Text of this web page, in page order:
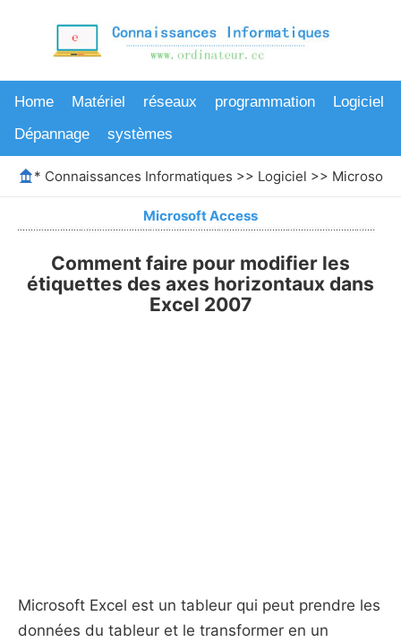
Home Matériel réseaux programmation
Logiciel
Dépannage
systèmes
* Connaissances Informatiques >> Logiciel >> Microsoft
Microsoft Access
Comment faire pour modifier les
étiquettes des axes horizontaux dans
Excel 2007
Microsoft Excel est un tableur qui peut prendre les
données du tableur et le transformer en un